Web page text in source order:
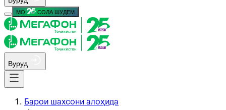
МО СОЛА ШУДЕМ
Вуруд
Барои шахсони алоҳида